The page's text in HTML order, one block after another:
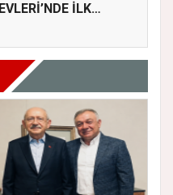
EVLERİ’NDE İLK